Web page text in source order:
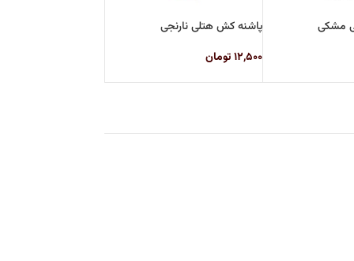
مشکی
پاشنه کش هتلی نارنجی
۱۲,۵۰۰تومان